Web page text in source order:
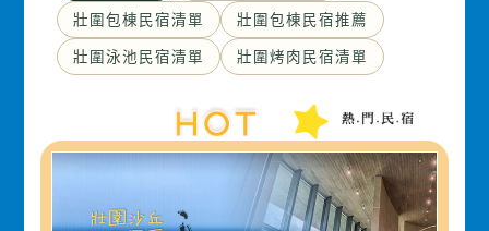
壯圍包棟民宿清單
壯圍包棟民宿推薦
壯圍泳池民宿清單
壯圍烤肉民宿清單